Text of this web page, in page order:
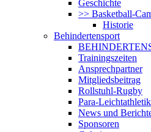
Geschichte
>> Basketball-
Historie
Behindertensport
Trainingszeiten
Ansprechpartner
Mitgliedsbeitrag
Rollstuhl-Rugby
Para-Leichtathletik
News und
Sponsoren